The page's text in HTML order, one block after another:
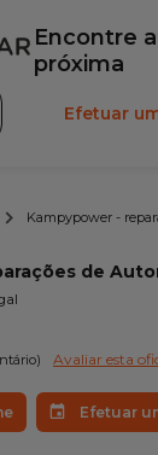
Encontre
próxima
Efetuar
Kampypower -
de
Avaliar esta
Efetuar